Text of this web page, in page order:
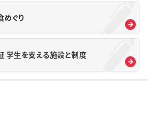
めぐり
学生を支える施設と制度